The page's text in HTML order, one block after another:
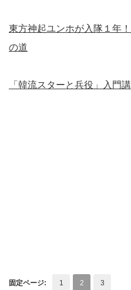
東方神起ユンホが入隊１年
の道
「韓流スターと兵役」入門
固定ページ: 1 2 3